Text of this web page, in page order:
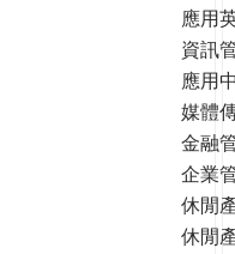
應用
資訊
應用
媒體
金融
企業
休閒
休閒